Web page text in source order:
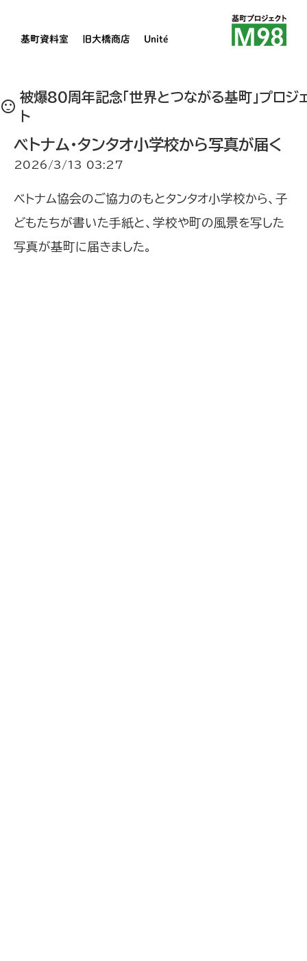
基町資料室 旧大橋商店 Unité
sentiment_satisfied
被爆80周年記念「世界とつながる基町」プロジ
ト
ベトナム・タンタオ小学校から写真が届く
2026/3/13 03:27
ベトナム協会のご協力のもとタンタオ小学校から、子
どもたちが書いた手紙と、学校や町の風景を写した
写真が基町に届きました。